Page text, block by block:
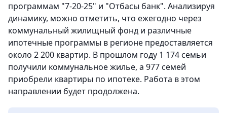
программам "7-20-25" и "Отбасы банк". Анализируя
динамику, можно отметить, что ежегодно через
коммунальный жилищный фонд и различные
ипотечные программы в регионе предоставляется
около 2 200 квартир. В прошлом году 1 174 семьи
получили коммунальное жилье, а 977 семей
приобрели квартиры по ипотеке. Работа в этом
направлении будет продолжена.